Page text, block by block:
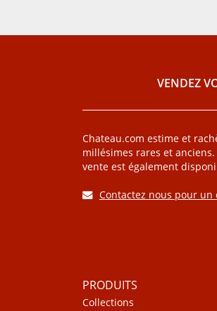
VENDEZ
Chateau.com estime et
millésimes rares et
vente est également
Contactez nous pour
PRODUITS
Collections